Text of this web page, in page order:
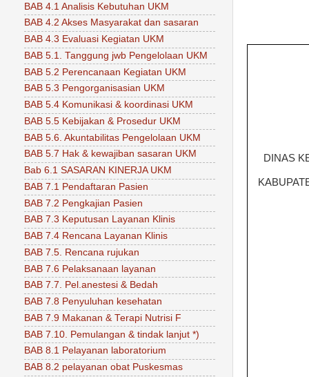
DINAS
BAB 4.1 Analisis Kebutuhan UKM
BAB 4.2 Akses Masyarakat dan sasaran
BAB 4.3 Evaluasi Kegiatan UKM
BAB 5.1. Tanggung jwb Pengelolaan UKM
BAB 5.2 Perencanaan Kegiatan UKM
BAB 5.3 Pengorganisasian UKM
BAB 5.4 Komunikasi & koordinasi UKM
BAB 5.5 Kebijakan & Prosedur UKM
BAB 5.6. Akuntabilitas Pengelolaan UKM
BAB 5.7 Hak & kewajiban sasaran UKM
Bab 6.1 SASARAN KINERJA UKM
BAB 7.1 Pendaftaran Pasien
BAB 7.2 Pengkajian Pasien
BAB 7.3 Keputusan Layanan Klinis
BAB 7.4 Rencana Layanan Klinis
BAB 7.5. Rencana rujukan
BAB 7.6 Pelaksanaan layanan
BAB 7.7. Pel.anestesi & Bedah
BAB 7.8 Penyuluhan kesehatan
BAB 7.9 Makanan & Terapi Nutrisi F
BAB 7.10. Pemulangan & tindak lanjut *)
BAB 8.1 Pelayanan laboratorium
BAB 8.2 pelayanan obat Puskesmas